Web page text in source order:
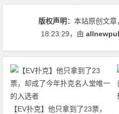
版权声明：本站原创文
18:23:29，由
【EV扑克】他只拿到了23票，